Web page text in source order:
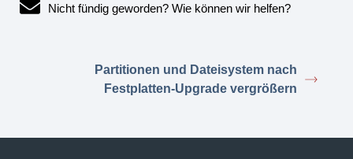
Nicht fündig geworden? Wie können wir helfen?
Partitionen und Dateisystem nach
Festplatten-Upgrade vergrößern